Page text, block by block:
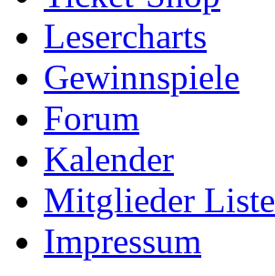
Lesercharts
Gewinnspiele
Forum
Kalender
Mitglieder Liste
Impressum